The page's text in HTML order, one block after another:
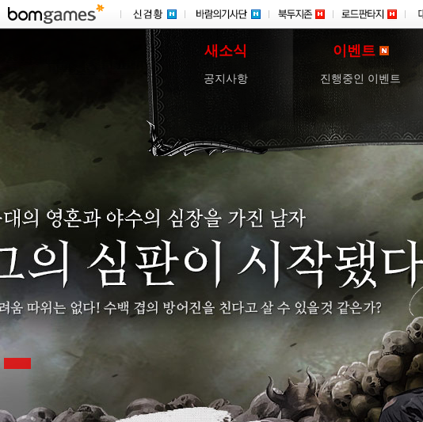
새소식
공지사항
이벤트
진행중인 이벤트